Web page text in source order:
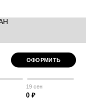
ОФОРМИТЬ
19 сен
0 ₽